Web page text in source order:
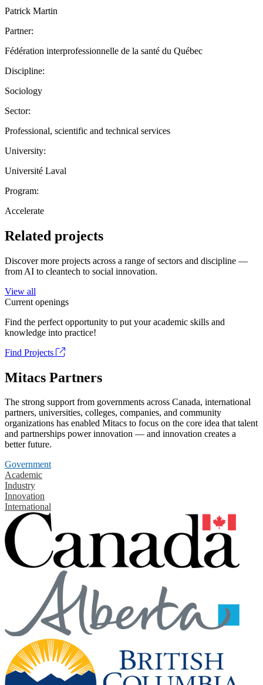
Patrick Martin
Partner:
Fédération interprofessionnelle de la santé du Québec
Discipline:
Sociology
Sector:
Professional, scientific and technical services
University:
Université Laval
Program:
Accelerate
Related projects
Discover more projects across a range of sectors and discipline —
from AI to cleantech to social innovation.
View all
Current openings
Find the perfect opportunity to put your academic skills and
knowledge into practice!
Find Projects
Mitacs Partners
The strong support from governments across Canada, international
partners, universities, colleges, companies, and community
organizations has enabled Mitacs to focus on the core idea that talent
and partnerships power innovation — and innovation creates a
better future.
Government
Academic
Industry
Innovation
International